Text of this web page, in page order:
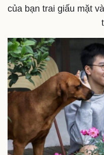
của bạn trai giấu mặt